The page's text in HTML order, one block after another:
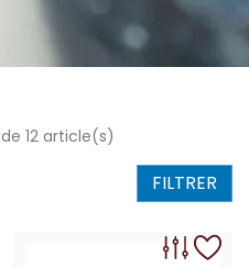
FILTRER
12 article(s)